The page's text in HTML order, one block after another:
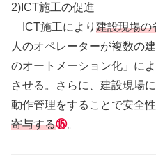
2)ICT施工の促進
ICT施工により 建設現場の
人のオペレーターが複数の
のオートメーション化」に
させる。さらに、建設現場
動作管理をすることで安全
寄与する⑮。